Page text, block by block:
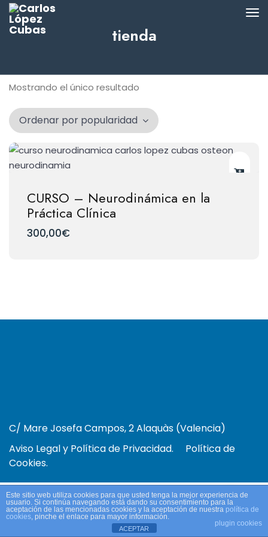
tienda
Mostrando el único resultado
CURSO – Neurodinámica en la
Práctica Clínica
300,00€
C/ Mare Josefa Campos, 2 Alaquàs (Valencia)
Aviso Legal y Política de Privacidad.
Política de
Cookies.
Este sitio web utiliza cookies para que usted tenga la mejor experiencia de
usuario. Si continúa navegando está dando su consentimiento para la
aceptación de las mencionadas cookies y la aceptación de nuestra política de
cookies, pinche el enlace para mayor información.
plugin cookies
ACEPTAR